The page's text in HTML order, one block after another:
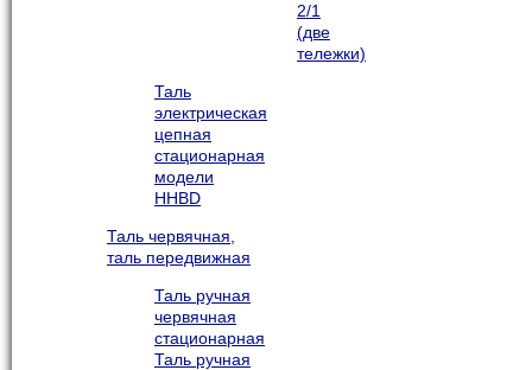
2/1
(две
тележки)
Таль
электрическая
цепная
стационарная
модели
HHBD
Таль червячная,
таль передвижная
Таль ручная
червячная
стационарная
Таль ручная